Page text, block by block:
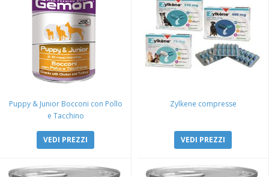
Puppy & Junior Bocconi con Pollo
e Tacchino
VEDI PREZZI
Zylkene compresse
VEDI PREZZI